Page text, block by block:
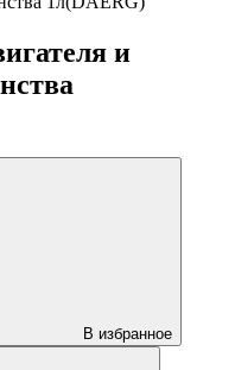
и
В избранное